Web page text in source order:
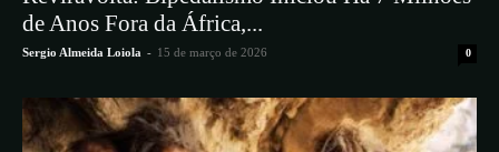
de Anos Fora da África,...
Sergio Almeida Loiola - 15 de março de 2026 0